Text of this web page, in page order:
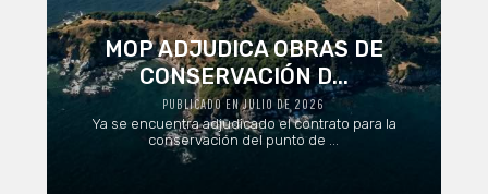
MOP ADJUDICA OBRAS DE
CONSERVACIÓN D...
PUBLICADO EN JULIO DE 2026
Ya se encuentra adjudicado el contrato para la
conservación del punto de ...